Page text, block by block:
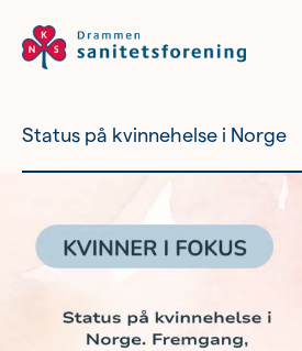
Vil du bli frivillig? Om
Bli medlem
Bli frivillig?
Status på kvinnehelse i Norge